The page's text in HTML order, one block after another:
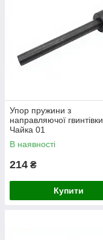
Упор пружини з
направляючої гвинтівки
Чайка 01
В наявності
214 ₴
Купити